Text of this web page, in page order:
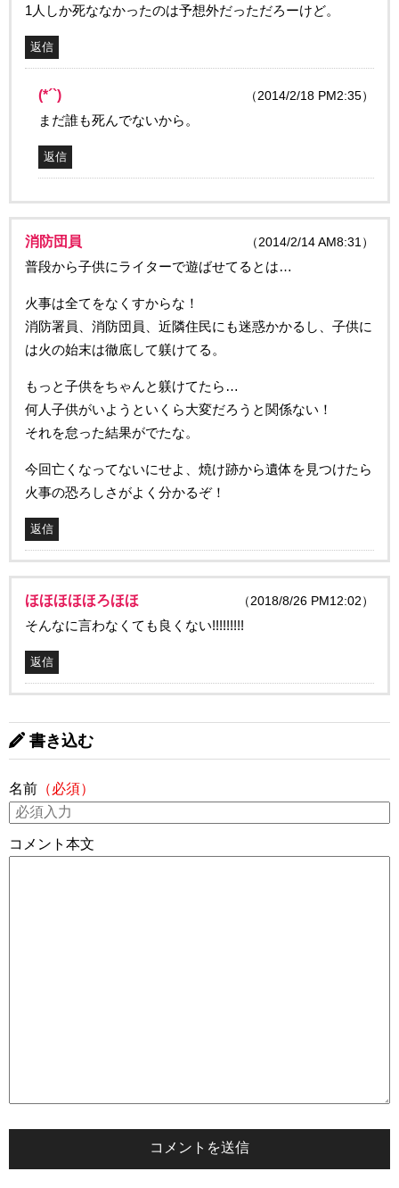
1人しか死ななかったのは予想外だっただろーけど。
返信
(*´`) （2014/2/18 PM2:35）
まだ誰も死んでないから。
返信
消防団員 （2014/2/14 AM8:31）
普段から子供にライターで遊ばせてるとは…
火事は全てをなくすからな！
消防署員、消防団員、近隣住民にも迷惑かかるし、子供に
は火の始末は徹底して躾けてる。
もっと子供をちゃんと躾けてたら…
何人子供がいようといくら大変だろうと関係ない！
それを怠った結果がでたな。
今回亡くなってないにせよ、焼け跡から遺体を見つけたら
火事の恐ろしさがよく分かるぞ！
返信
ほほほほほろほほ （2018/8/26 PM12:02）
そんなに言わなくても良くない!!!!!!!!!
返信
書き込む
名前 （必須）
コメント本文